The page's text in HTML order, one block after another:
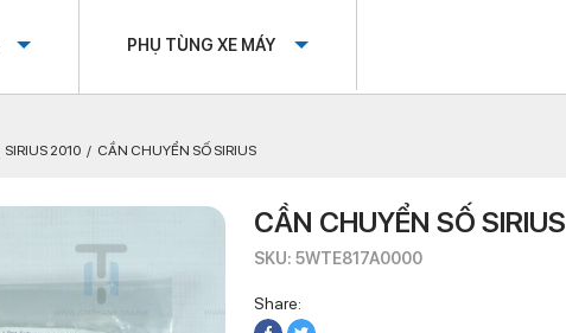
PHỤ TÙNG XE MÁY
SIRIUS 2010 CẦN CHUYỂN SỐ SIRIUS
CẦN CHUYỂN SỐ SIRIUS
SKU: 5WTE817A0000
Share: